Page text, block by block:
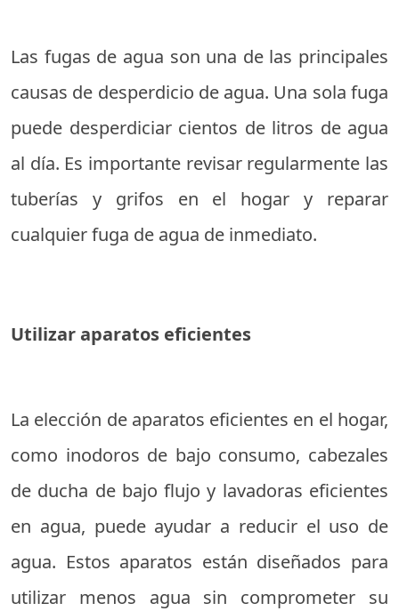
Las fugas de agua son una de las principales
causas de desperdicio de agua. Una sola fuga
puede desperdiciar cientos de litros de agua
al día. Es importante revisar regularmente las
tuberías y grifos en el hogar y reparar
cualquier fuga de agua de inmediato.
Utilizar aparatos eficientes
La elección de aparatos eficientes en el hogar,
como inodoros de bajo consumo, cabezales
de ducha de bajo flujo y lavadoras eficientes
en agua, puede ayudar a reducir el uso de
agua. Estos aparatos están diseñados para
utilizar menos agua sin comprometer su